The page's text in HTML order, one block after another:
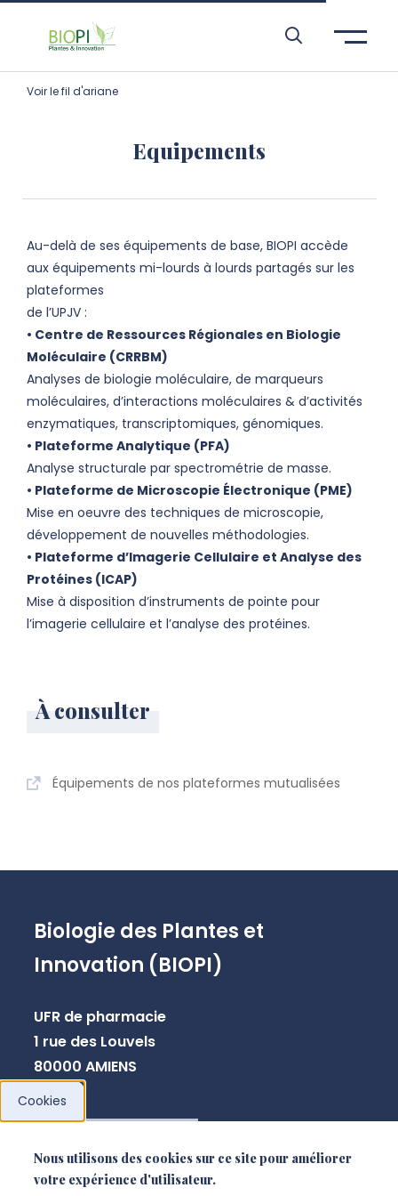
Aller à l’entête de page
Aller au menu principale
Aller au contenu principal
Aller à la recherche
Passer aux cookies
Aller au pied de page
Voir le fil d'ariane
Equipements
Au-delà de ses équipements de base, BIOPI accède
aux équipements mi-lourds à lourds partagés sur les
plateformes
de l’UPJV :
• Centre de Ressources Régionales en Biologie
Moléculaire (CRRBM)
Analyses de biologie moléculaire, de marqueurs
moléculaires, d’interactions moléculaires & d’activités
enzymatiques, transcriptomiques, génomiques.
• Plateforme Analytique (PFA)
Analyse structurale par spectrométrie de masse.
• Plateforme de Microscopie Électronique (PME)
Mise en oeuvre des techniques de microscopie,
développement de nouvelles méthodologies.
• Plateforme d’Imagerie Cellulaire et Analyse des
Protéines (ICAP)
Mise à disposition d’instruments de pointe pour
l’imagerie cellulaire et l’analyse des protéines.
À consulter
Équipements de nos plateformes mutualisées
Biologie des Plantes et
Innovation (BIOPI)
UFR de pharmacie
1 rue des Louvels
80000 AMIENS
Cookies
Nous utilisons des cookies sur ce site pour améliorer
votre expérience d'utilisateur.